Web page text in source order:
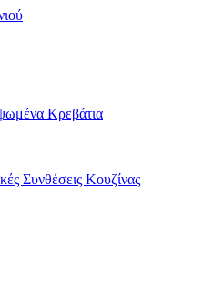
Κρεβάτια
Συνθέσεις Κουζίνας